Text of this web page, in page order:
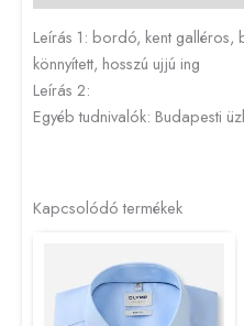
Leírás 1: bordó, kent galléros,
könnyített, hosszú ujjú ing
Leírás 2:
Egyéb tudnivalók: Budapesti
Kapcsolódó termékek